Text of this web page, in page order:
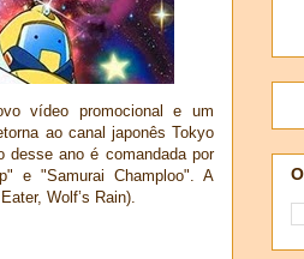
vídeo promocional e um
ao canal japonês Tokyo
desse ano é comandada por
e "Samurai Champloo". A
Wolf’s Rain).